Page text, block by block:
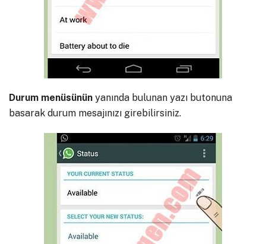
Durum menüsünün yanında bulunan yazı butonuna
basarak durum mesajınızı girebilirsiniz.